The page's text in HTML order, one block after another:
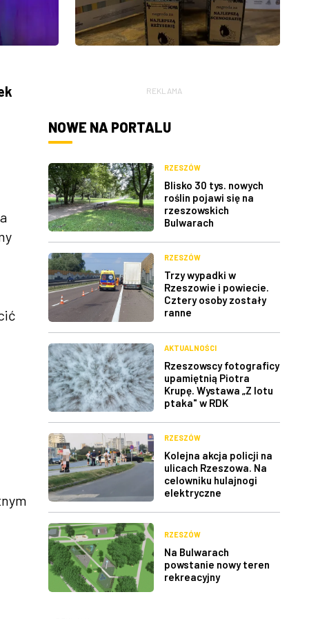
REKLAMA
NOWE NA PORTALU
RZESZÓW
Blisko 30 tys. nowych
roślin pojawi się na
rzeszowskich
Bulwarach
RZESZÓW
Trzy wypadki w
Rzeszowie i powiecie.
Cztery osoby zostały
ranne
AKTUALNOŚCI
Rzeszowscy fotograficy
upamiętnią Piotra
Krupę. Wystawa „Z lotu
ptaka" w RDK
RZESZÓW
Kolejna akcja policji na
ulicach Rzeszowa. Na
celowniku hulajnogi
elektryczne
RZESZÓW
Na Bulwarach
powstanie nowy teren
rekreacyjny